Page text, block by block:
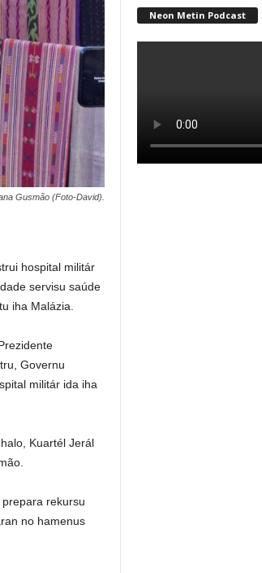
Gusmão (Foto-David).
hospital militár
servisu saúde
iha Malázia.
Governu
militár ida iha
Kuartél Jerál
rekursu
no hamenus
Neon Metin Podcast